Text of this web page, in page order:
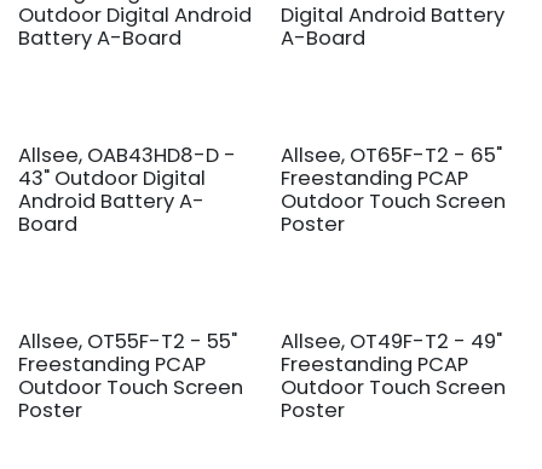
Outdoor Digital Android
Battery A-Board
Digital Android Battery
A-Board
Allsee, OAB43HD8-D -
43" Outdoor Digital
Android Battery A-
Board
Allsee, OT65F-T2 - 65"
Freestanding PCAP
Outdoor Touch Screen
Poster
Allsee, OT55F-T2 - 55"
Freestanding PCAP
Outdoor Touch Screen
Poster
Allsee, OT49F-T2 - 49"
Freestanding PCAP
Outdoor Touch Screen
Poster